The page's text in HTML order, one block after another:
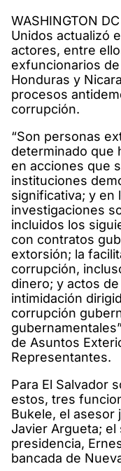
WASHINGTON
Unidos actualizó
actores, entre
exfuncionarios de
Honduras y
procesos
corrupción.
“Son personas
determinado que
en acciones que
instituciones
significativa; y en
investigaciones
incluidos los
con contratos
extorsión; la
corrupción,
dinero; y actos
intimidación
corrupción
de Asuntos
Representantes.
Para El Salvador
estos, tres
Bukele, el asesor
Javier Argueta;
presidencia,
bancada de